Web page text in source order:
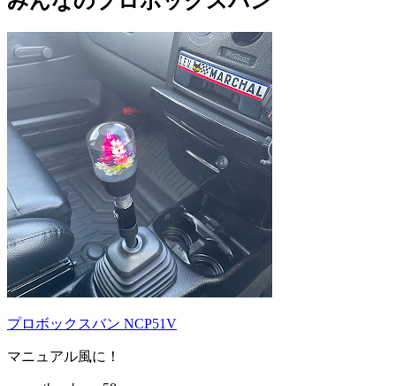
プロボックスバン NCP51V
マニュアル風に！